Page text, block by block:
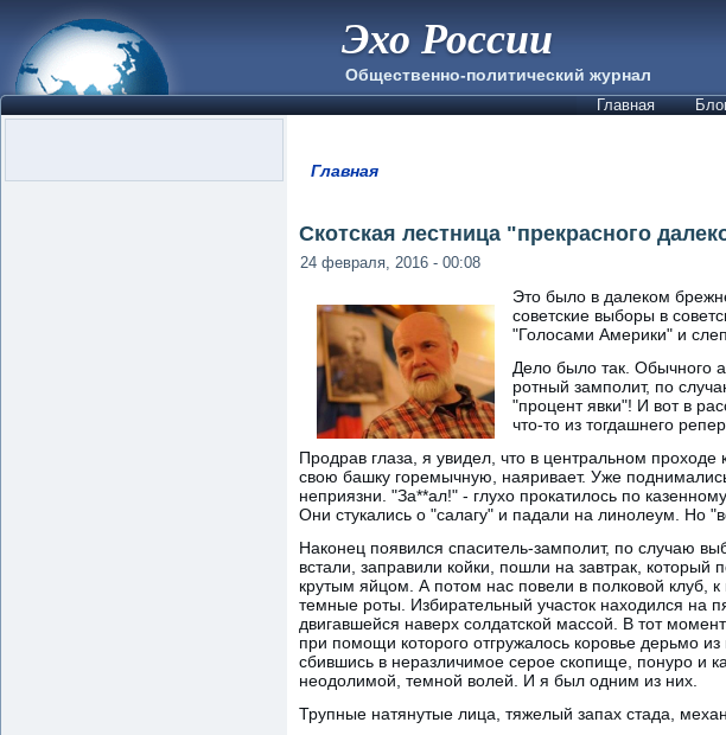
Эхо России
Общественно-политический журнал
Главная
Главная
Скотская лестница "прекрасного
24 февраля, 2016 - 00:08
Это было в далеком
советские выборы в
"Голосами Америки" и
Дело было так. Обычного
ротный замполит, по
"процент явки"! И вот в
что-то из тогдашнего
Продрав глаза, я увидел, что в центральном
свою башку горемычную, наяривает. Уже
неприязни. "За**ал!" - глухо прокатилось по
Они стукались о "салагу" и падали на линолеум. Но
Наконец появился спаситель-замполит, по случаю
встали, заправили койки, пошли на завтрак,
крутым яйцом. А потом нас повели в полковой клуб,
темные роты. Избирательный участок находился на
двигавшейся наверх солдатской массой. В тот
при помощи которого отгружалось коровье дерьмо
сбившись в неразличимое серое скопище, понуро и
неодолимой, темной волей. И я был одним из них.
Трупные натянутые лица, тяжелый запах стада,